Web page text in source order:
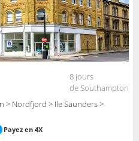
8 jours
de Southampton
> Nordfjord > Ile Saunders >
Payez en 4X